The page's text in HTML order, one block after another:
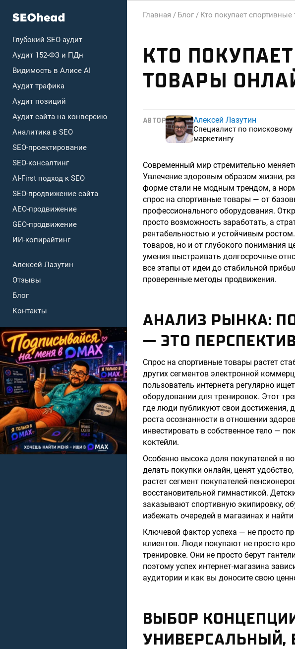
Глубокий SEO-аудит
Аудит 152-ФЗ и ПДн
Видимость в Алисе AI
Аудит трафика
Аудит позиций
Аудит сайта на конверсию
Аналитика в SEO
SEO-проектирование
SEO-консалтинг
AI-First подход к SEO
SEO-продвижение сайта
AEO-продвижение
GEO-продвижение
ИИ-копирайтинг
Алексей Лазутин
Отзывы
Блог
Контакты
Главная / Блог / Кто покупает
КТО
ТОВАРЫ
АВТОР Алексей Лазутин
Специалист по поисковому
маркетингу
Современный мир стремительно
Увлечение здоровым образом жизни,
форме стали не модным трендом, а
спрос на спортивные товары — от
профессионального оборудования.
просто возможность заработать, а
рентабельностью и устойчивым
товаров, но и от глубокого понимания
умения выстраивать долгосрочные
все этапы от идеи до стабильной
проверенные методы продвижения.
АНАЛИЗ РЫНКА:
— ЭТО
Спрос на спортивные товары растет
других сегментов электронной
пользователь интернета регулярно
оборудовании для тренировок. Этот
где люди публикуют свои достижения,
роста осознанности в отношении
инвестировать в собственное тело —
коктейли.
Особенно высока доля покупателей в
делать покупки онлайн, ценят
растет сегмент покупателей-
восстановительной гимнастикой.
заказывают спортивную экипировку,
избежать очередей в магазинах и
Ключевой фактор успеха — не просто
клиентов. Люди покупают не просто
тренировке. Они не просто берут
поэтому успех интернет-магазина
аудитории и как вы доносите свою
ВЫБОР